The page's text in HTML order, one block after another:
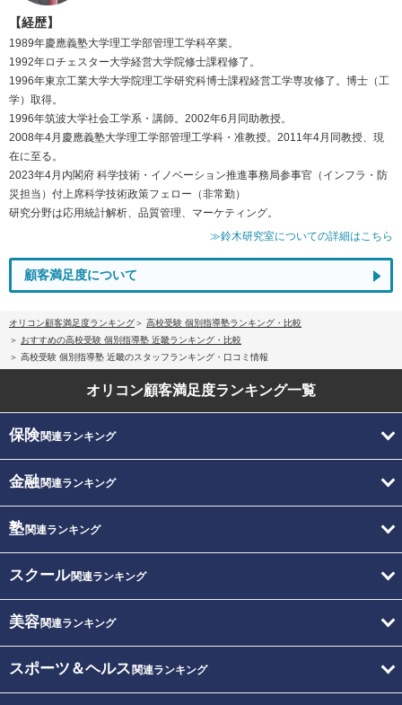
【経歴】
1989年慶應義塾大学理工学部管理工学科卒業。
1992年ロチェスター大学経営大学院修士課程修了。
1996年東京工業大学大学院理工学研究科博士課程経営工学専攻修了。博士（工
学）取得。
1996年筑波大学社会工学系・講師。2002年6月同助教授。
2008年4月慶應義塾大学理工学部管理工学科・准教授。2011年4月同教授、現
在に至る。
2023年4月内閣府 科学技術・イノベーション推進事務局参事官（インフラ・防
災担当）付上席科学技術政策フェロー（非常勤）
研究分野は応用統計解析、品質管理、マーケティング。
≫鈴木研究室についての詳細はこちら
顧客満足度について
オリコン顧客満足度ランキング
高校受験 個別指導塾ランキング・比較
おすすめの高校受験 個別指導塾 近畿ランキング・比較
高校受験 個別指導塾 近畿のスタッフランキング・口コミ情報
オリコン顧客満足度ランキング一覧
保険関連ランキング
金融関連ランキング
塾関連ランキング
スクール関連ランキング
美容関連ランキング
スポーツ＆ヘルス 関連ランキング